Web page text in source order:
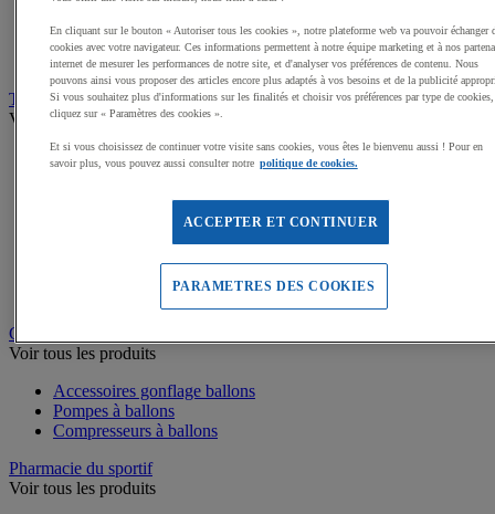
Médailles, Rubans
Podiums de sport
Transport et Rangement
Voir tous les produits
Sacs et Filets à ballons
Coffres et malles de rangement
Rangement Sportif
Gonflage et entretien des ballons
Voir tous les produits
Accessoires gonflage ballons
Pompes à ballons
Compresseurs à ballons
Pharmacie du sportif
Voir tous les produits
En cliquant sur le bouton « Autoriser tous les cookies », notre plateforme web va pouvoir échanger
cookies avec votre navigateur. Ces informations permettent à notre équipe marketing et à nos
internet de mesurer les performances de notre site, et d'analyser vos préférences de contenu. Nous
pouvons ainsi vous proposer des articles encore plus adaptés à vos besoins et de la publicité
Si vous souhaitez plus d'informations sur les finalités et choisir vos préférences par type de cookies,
cliquez sur « Paramètres des cookies ».
Et si vous choisissez de continuer votre visite sans cookies, vous êtes le bienvenu aussi ! Pour en
savoir plus, vous pouvez aussi consulter notre politique de cookies.
ACCEPTER ET CONTINUER
PARAMETRES DES COOKIES